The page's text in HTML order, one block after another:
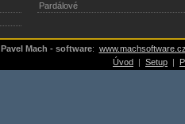
Pardálové
Pavel Mach - software:
Úvod | Setup |